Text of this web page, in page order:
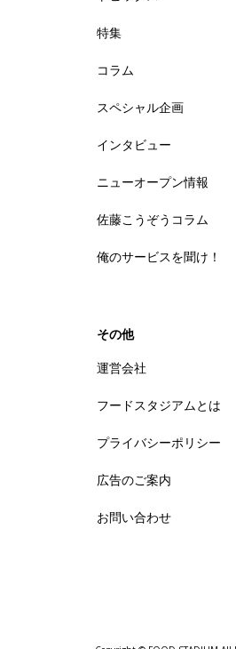
特集
コラム
スペシャル企画
インタビュー
ニューオープン情報
佐藤こうぞうコラム
俺のサービスを聞け！
その他
運営会社
フードスタジアムとは
プライバシーポリシー
広告のご案内
お問い合わせ